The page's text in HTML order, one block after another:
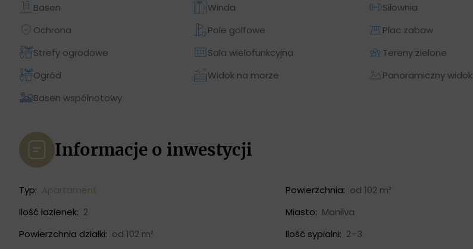
Basen
Winda
Siłownia
Ochrona
Pole golfowe
Plac zabaw
Strefy ogrodowe
Sala wielofunkcyjna
Tereny zielone
Ogród
Widok na morze
Panoramiczny widok
Basen wspólnotowy
Informacje o inwestycji
Typ: Apartament Powierzchnia: od 102 m²
Ilość łazienek: 2 Miasto: Manilva
Powierzchnia działki: od 102 m² Ilość sypialni: 2–3